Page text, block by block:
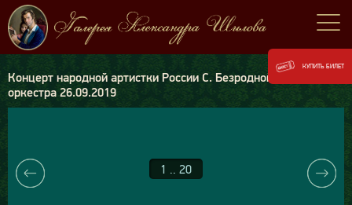
Концерт народной артистки России С. Безродной и Вивальди-
оркестра 26.09.2019
1 .. 20
КУПИТЬ БИЛЕТ